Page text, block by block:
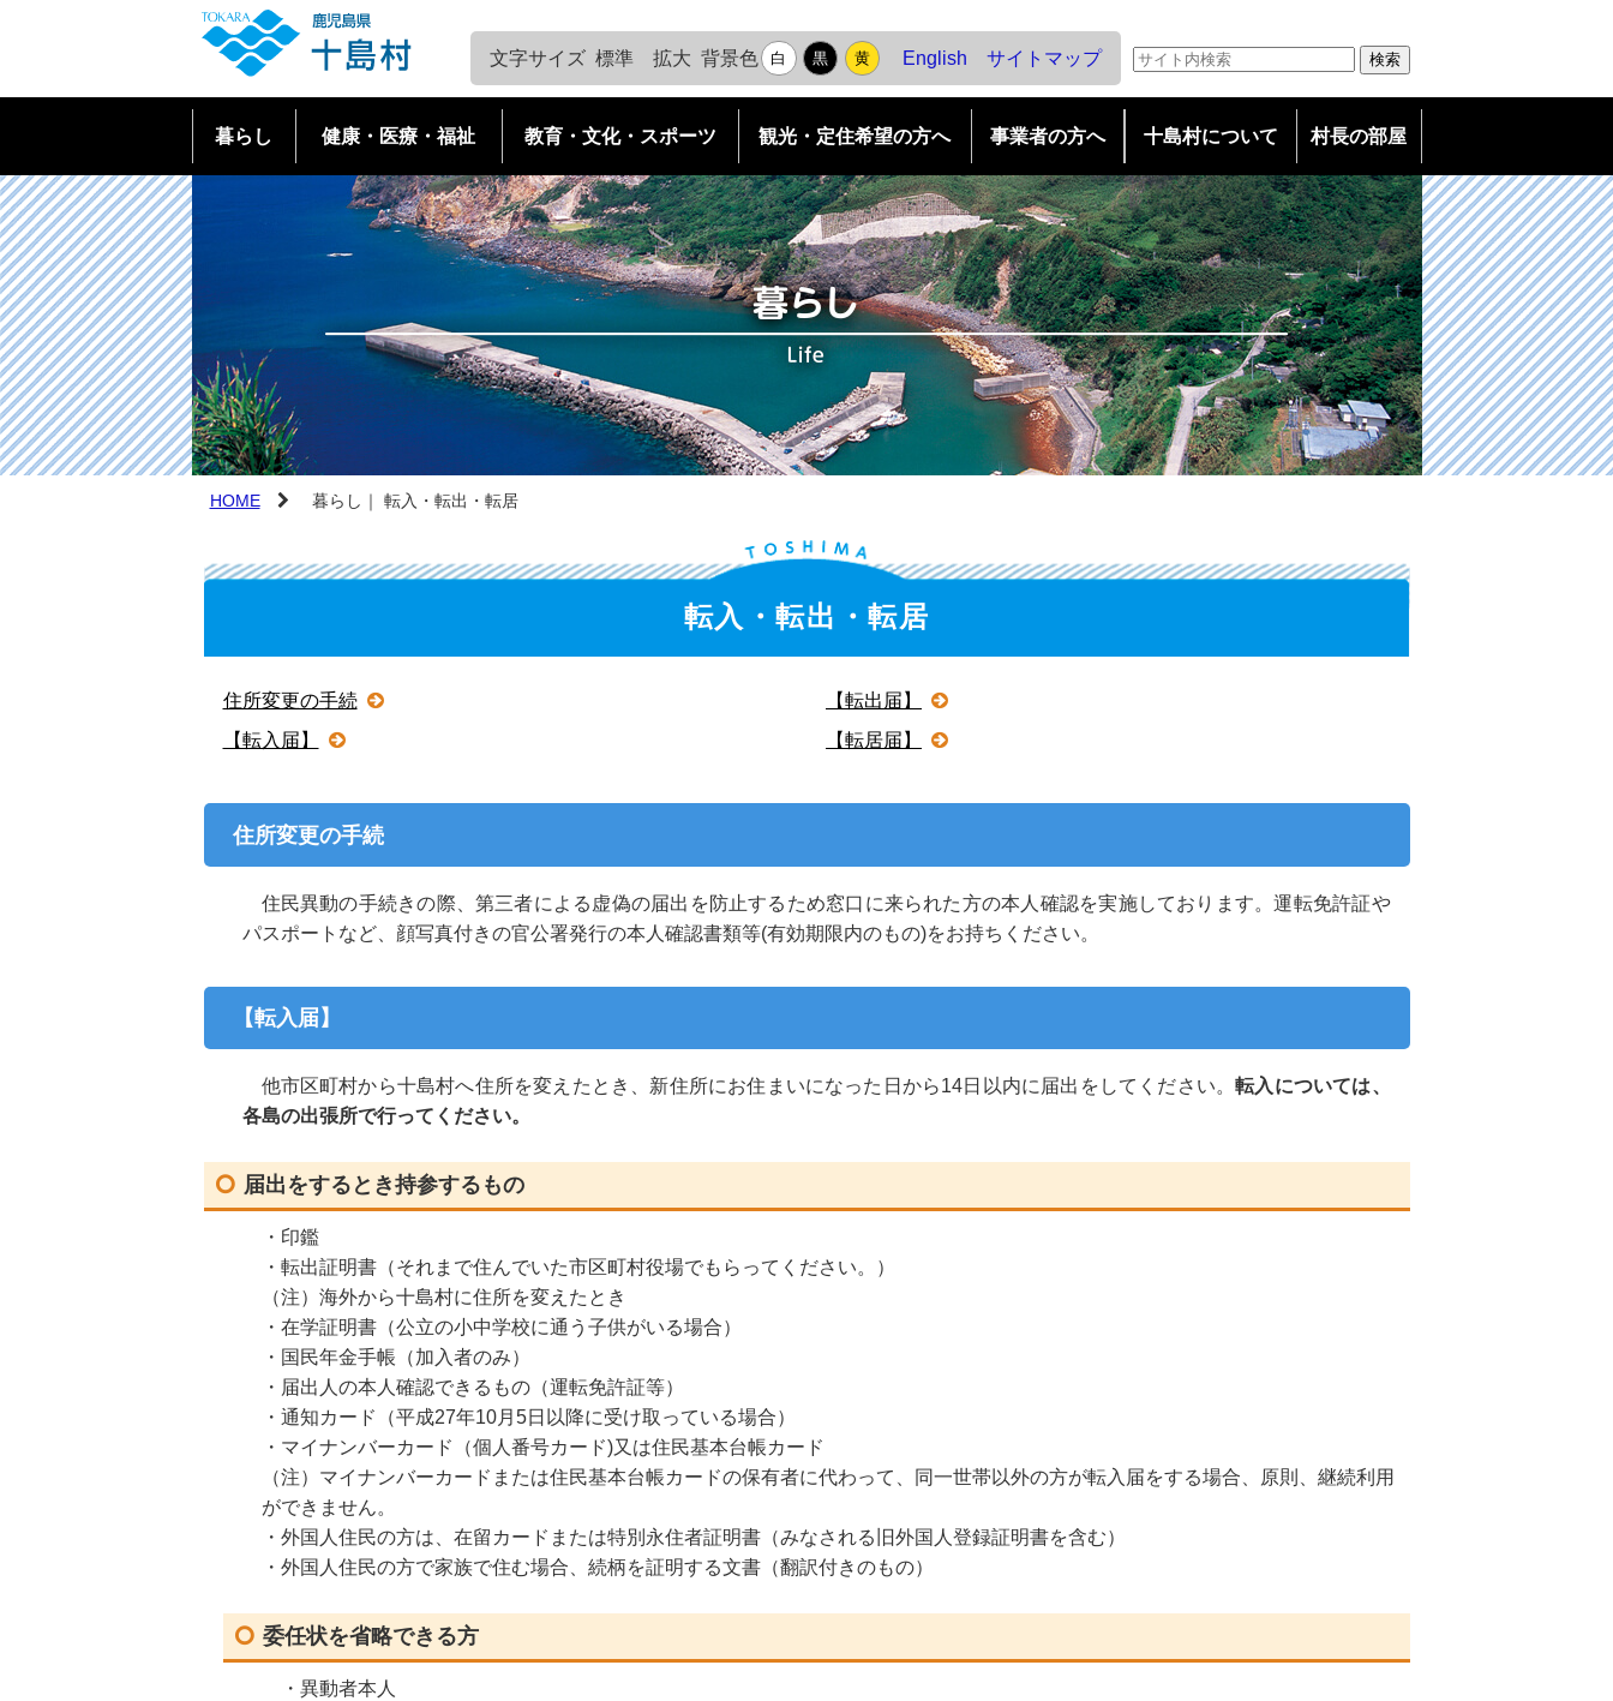
文字サイズ 標準 拡大 背景色 白 黒 黄 English サイトマップ
暮らし
戸籍・住民票・証明書
マイナンバー制度・住基カ
国民健康保険
後期高齢者医療
転入・転出・転居
各種申請ダウンロード
水道
農林水産業
防災情報
相談窓口
健康・医療・福祉
児童福祉
子育て支援
妊娠・出産
教育・文化・スポーツ
・十島村山海留学制度
観光・定住希望の方へ
とっておき観光ばなし
全島アーカイブ
諏訪之瀬島
平島
悪石島
小宝島
島めぐり
島めぐり（観光地案内）
口之島
中之島
諏訪之瀬島
平島
移住・定住がしたい
移住のステップ
移住支援事業
UIターンの先輩に聞く
友好島民になろう
友好村民とは/特典
・友好島民の会申込み
事業者の方へ 十島村について
平島
悪石島
小宝島
宝島
村長の部屋
庁舎案内
部署別紹介
村の施策
ふるさと納税（個人版）
企業版ふるさと納税
十島村 例規集（リンク）
財政状況
会議録
議会だより
広報としま
・広告募集
教育委員会だより
子育て支援拠点事業につい
て
魅惑の島々トカラ列島
村長の部屋
HOME 暮らし｜ 転入・転出・転居
転入・転出・転居
住所変更の手続
【転入届】
【転出届】
【転居届】
住所変更の手続
住民異動の手続きの際、第三者による虚偽の届出を防止するため窓口に来られた方の本人確認を実施しております。運転免許証や
パスポートなど、顔写真付きの官公署発行の本人確認書類等(有効期限内のもの)をお持ちください。
【転入届】
他市区町村から十島村へ住所を変えたとき、新住所にお住まいになった日から14日以内に届出をしてください。転入については、
各島の出張所で行ってください。
届出をするとき持参するもの
・印鑑
・転出証明書（それまで住んでいた市区町村役場でもらってください。）
（注）海外から十島村に住所を変えたとき
・在学証明書（公立の小中学校に通う子供がいる場合）
・国民年金手帳（加入者のみ）
・届出人の本人確認できるもの（運転免許証等）
・通知カード（平成27年10月5日以降に受け取っている場合）
・マイナンバーカード（個人番号カード)又は住民基本台帳カード
（注）マイナンバーカードまたは住民基本台帳カードの保有者に代わって、同一世帯以外の方が転入届をする場合、原則、継続利用
ができません。
・外国人住民の方は、在留カードまたは特別永住者証明書（みなされる旧外国人登録証明書を含む）
・外国人住民の方で家族で住む場合、続柄を証明する文書（翻訳付きのもの）
委任状を省略できる方
・異動者本人